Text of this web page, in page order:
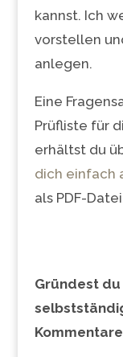
kannst. Ich
vorstellen
anlegen.
Eine
Prüfliste für
erhältst du
dich einfach
als PDF-
Gründest